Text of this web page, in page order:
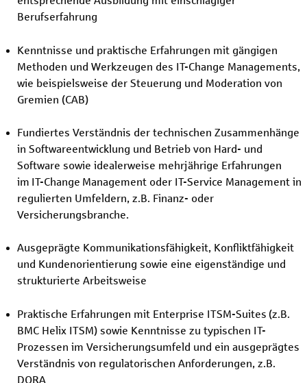
Berufserfahrung
Kenntnisse und praktische Erfahrungen mit gängigen
Methoden und Werkzeugen des IT-Change Managements,
wie beispielsweise der Steuerung und Moderation von
Gremien (CAB)
Fundiertes Verständnis der technischen Zusammenhänge
in Softwareentwicklung und Betrieb von Hard- und
Software sowie idealerweise mehrjährige Erfahrungen
im IT-Change Management oder IT-Service Management in
regulierten Umfeldern, z.B. Finanz- oder
Versicherungsbranche.
Ausgeprägte Kommunikationsfähigkeit, Konfliktfähigkeit
und Kundenorientierung sowie eine eigenständige und
strukturierte Arbeitsweise
Praktische Erfahrungen mit Enterprise ITSM-Suites (z.B.
BMC Helix ITSM) sowie Kenntnisse zu typischen IT-
Prozessen im Versicherungsumfeld und ein ausgeprägtes
Verständnis von regulatorischen Anforderungen, z.B.
DORA